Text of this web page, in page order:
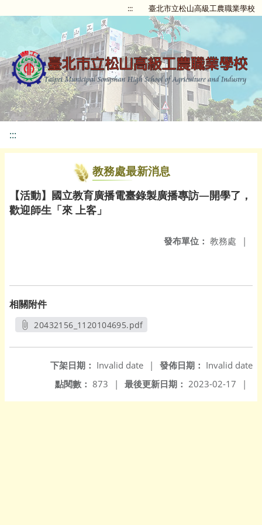
::: 臺北市立松山高級工農職業學校
:::
教務處最新消息
【活動】國立教育廣播電臺錄製廣播專訪—開學了，
歡迎師生「來 上客」
發布單位： 教務處 |
相關附件
20432156_1120104695.pdf
發佈日期： Invalid date
下架日期： Invalid date
|
最後更新日期： 2023-02-17 |
點閱數： 873 |